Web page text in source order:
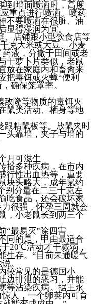
到墙面喷洒时，高度
重点进行喷洒。喷药
不要喷洒在很脏、油
显得湿润为宜。
店铺跟小型饮食店等
克大米或大豆、小麦
液，分撒于田间或老
干萝卜片类似，老鼠
放在家庭内和畜禽来
把毒饵或灭蟑“便利
确保笼罩率。
隆等物质的毒饵灭
鼠类活动、栖身等地
粘鼠板等。放鼠夹时
头靠墙，夹子与墙的
月可滋生
多种疾病，在市内
行性出血热等，重要
块头略大，成年鼠约
别分量在二三十克左
吃食品，还会破坏家
很强，怀孕三周就会
，小老鼠长到两三个
最易灭”除四害
的是，甲由最适合
20℃活动才干减弱，
生存。“目前未通暖气
。
常见的是德国小
边排泄的恶习，并能
等沾染疾病。据王永
人，一个卵荚内可育